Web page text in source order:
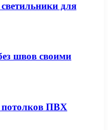
для
швов своими
потолков ПВХ